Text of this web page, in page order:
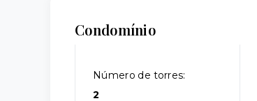
Condomínio
Número de torres:
2